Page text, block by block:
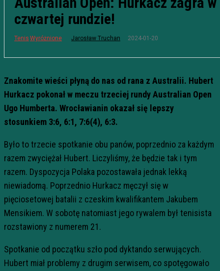
czwartej rundzie!
Tenis Wyróżnione Jarosław Truchan 2024-01-20
Znakomite wieści płyną do nas od rana z Australii. Hubert
Hurkacz pokonał w meczu trzeciej rundy Australian Open
Ugo Humberta. Wrocławianin okazał się lepszy
stosunkiem 3:6, 6:1, 7:6(4), 6:3.
Było to trzecie spotkanie obu panów, poprzednio za każdym
razem zwyciężał Hubert. Liczyliśmy, że będzie tak i tym
razem. Dyspozycja Polaka pozostawała jednak lekką
niewiadomą. Poprzednio Hurkacz męczył się w
pięciosetowej batalii z czeskim kwalifikantem Jakubem
Mensikiem. W sobotę natomiast jego rywalem był tenisista
rozstawiony z numerem 21.
Spotkanie od początku szło pod dyktando serwujących.
Hubert miał problemy z drugim serwisem, co spotęgowało